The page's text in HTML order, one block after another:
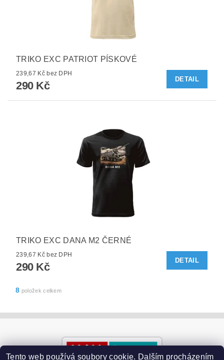
TRIKO EXC PATRIOT PÍSKOVÉ
239,67 Kč bez DPH
290 Kč
DETAIL
TRIKO EXC DANA M2 ČERNÉ
239,67 Kč bez DPH
290 Kč
DETAIL
8 položek celkem
Tento web používá soubory cookie. Dalším procházením